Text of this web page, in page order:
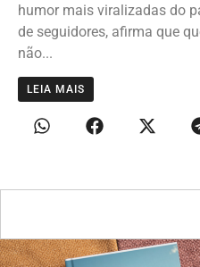
humor mais viralizadas do
de seguidores, afirma que
não...
LEIA MAIS